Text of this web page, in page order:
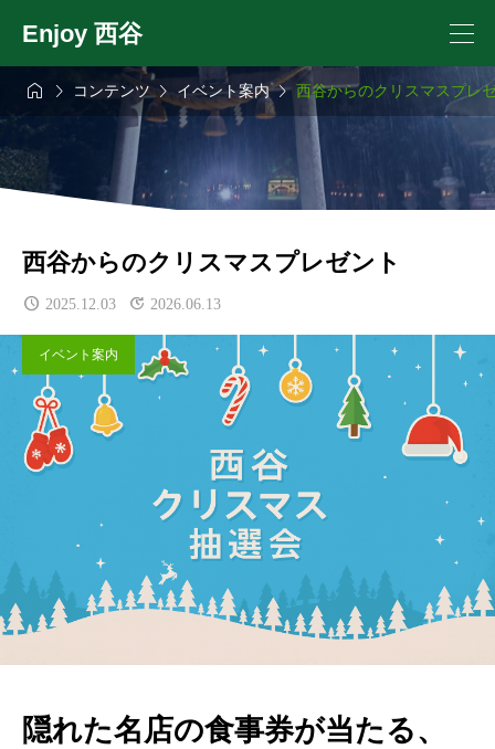
Enjoy 西谷
  コンテンツイベント案内 西谷からのクリスマスプレ
西谷からのクリスマスプレゼント
2025.12.03 2026.06.13
イベント案内
隠れた名店の食事券が当たる、